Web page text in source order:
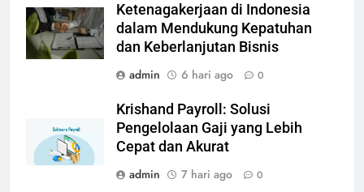
Ketenagakerjaan di Indonesia
dalam Mendukung Kepatuhan
dan Keberlanjutan Bisnis
admin
6 hari ago 0
Krishand Payroll: Solusi
Pengelolaan Gaji yang Lebih
Cepat dan Akurat
admin
7 hari ago 0